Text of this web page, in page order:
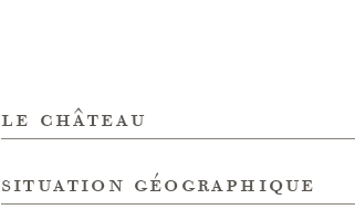
le château
situation géographique